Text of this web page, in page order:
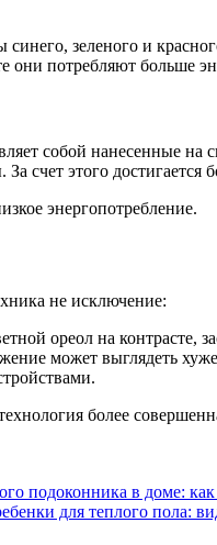
синего, зеленого и
они потребляют больше
собой нанесенные
счет этого достигается
энергопотребление.
не исключение:
ореол на контрасте,
может выглядеть
более
подоконника в доме:
для теплого пола: